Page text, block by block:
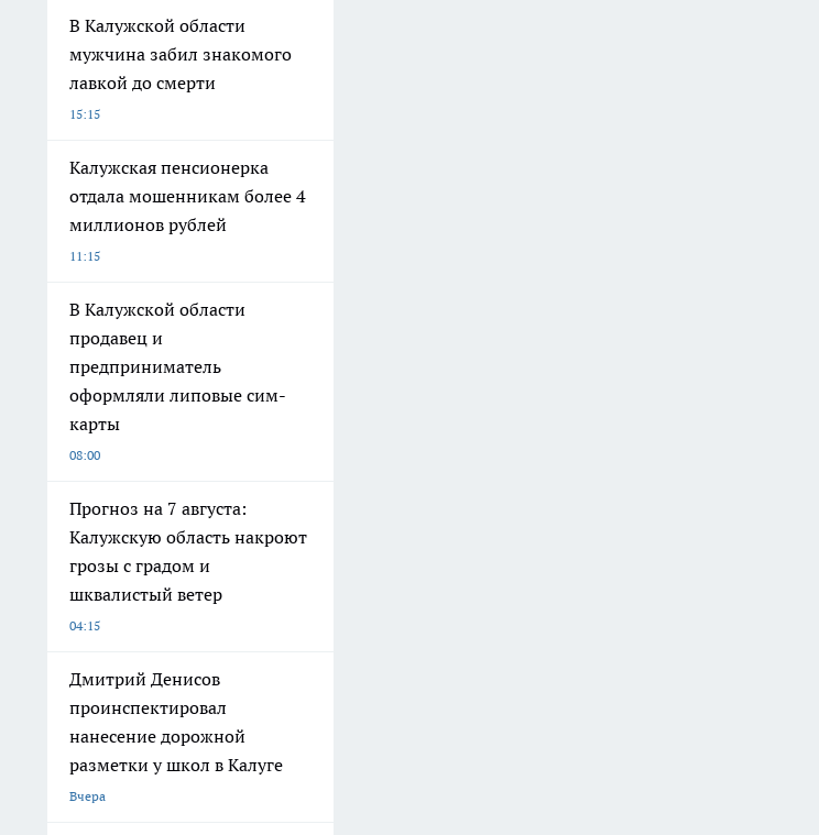
В Калужской области
мужчина забил знакомого
лавкой до смерти
15:15
Калужская пенсионерка
отдала мошенникам более 4
миллионов рублей
11:15
В Калужской области
продавец и
предприниматель
оформляли липовые сим-
карты
08:00
Прогноз на 7 августа:
Калужскую область накроют
грозы с градом и
шквалистый ветер
04:15
Дмитрий Денисов
проинспектировал
нанесение дорожной
разметки у школ в Калуге
Вчера